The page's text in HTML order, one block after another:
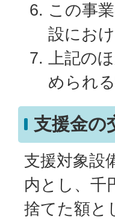
この事
設にお
上記の
められ
支援金の
支援対象設
内とし、千
捨てた額と